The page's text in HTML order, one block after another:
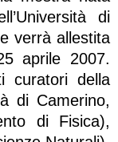
di
verrà allestita
aprile 2007.
curatori della
di Camerino,
di Fisica),